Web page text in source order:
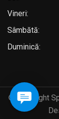
Vineri:
Sâmbătă:
Duminică:
© Copyright